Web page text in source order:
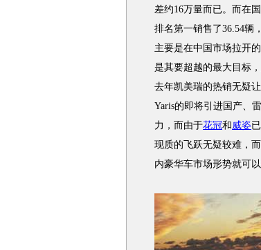
差约16万量而已。而在国
排名第一销售了36.54辆
主要是在中国市场拉开
是其要超越的最大目标
去年凯美瑞的热销无疑
Yaris的即将引进国产、
力，而由于花冠和 威姿
现质的飞跃无疑较难，
内豪华车市场形势就可以